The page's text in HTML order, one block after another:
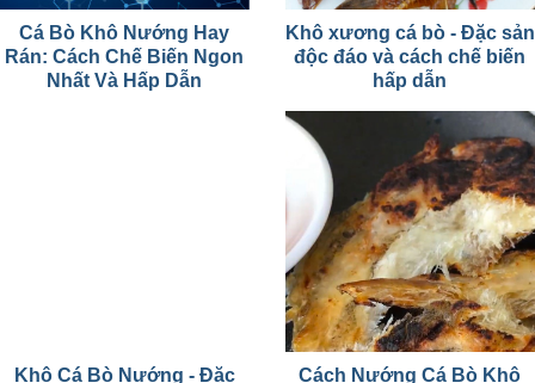
Cá Bò Khô Nướng Hay
Rán: Cách Chế Biến Ngon
Nhất Và Hấp Dẫn
Khô xương cá bò - Đặc sản
độc đáo và cách chế biến
hấp dẫn
Khô Cá Bò Nướng - Đặc
Cách Nướng Cá Bò Khô